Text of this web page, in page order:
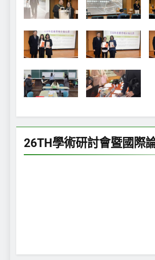
26TH學術研討會暨國際